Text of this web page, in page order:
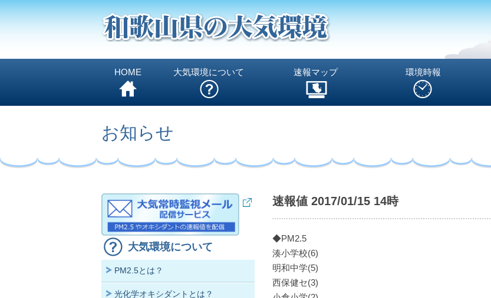
HOME 大気環境について 速報マップ 環境時報
お知らせ
速報値 2017/01/15 14時
◆PM2.5
湊小学校(6)
明和中学(5)
西保健セ(3)
大気環境について
PM2.5とは？
光化学オキシダントとは？